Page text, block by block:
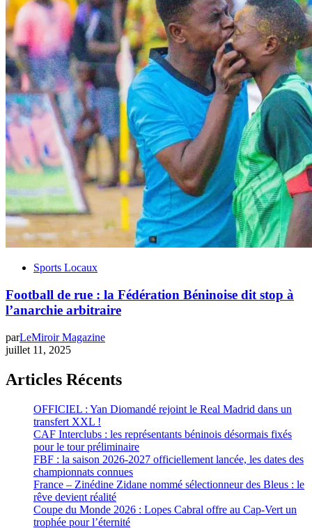
Sports Locaux
Football de rue : la Fédération Béninoise dit stop à
l’anarchie arbitraire
parLeMiroir Magazine
juillet 11, 2025
Articles Récents
OFFICIEL : Yan Diomandé rejoint le Real Madrid dans un
transfert XXL !
CAF Interclubs : les représentants béninois désormais fixés
pour le tour préliminaire
FBF : la saison 2026-2027 officiellement lancée, les dates des
championnats connues
France – Zinédine Zidane nommé sélectionneur des Bleus : le
rêve devient réalité
Coupe du Monde 2026 : Lopes Cabral offre au Cap-Vert un
trophée pour l’éternité